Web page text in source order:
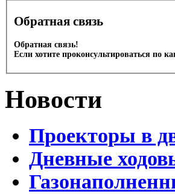
Обратная связь
Обратная связь!
Если хотите проконсультироваться по
Новости
Проекторы в
Дневные